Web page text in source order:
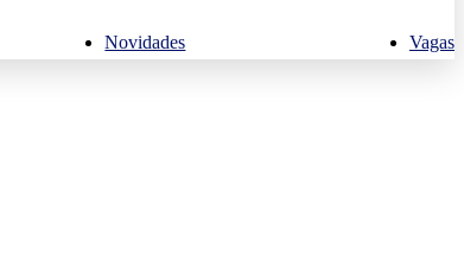
Novidades Vagas